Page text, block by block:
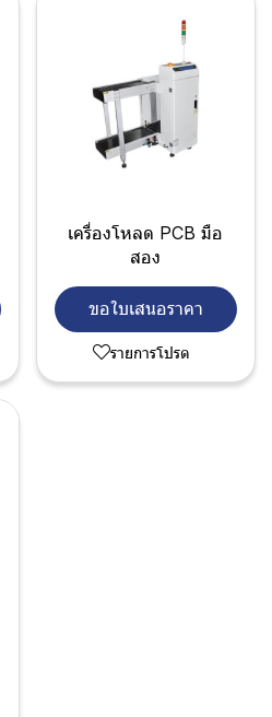
เครื่องโหลด PCB มือ
สอง
ขอใบเสนอราคา
รายการโปรด